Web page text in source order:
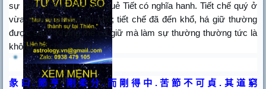
sự hanh thông, cho nên quẻ Tiết có nghĩa hanh. Tiết chế quý ở
vừa phải, thái quá thì khổ; tiết chế đã đến khổ, há giữ thường
được sao? Không thể cố giữ mà làm sự thường thường tức là
không thể chính bền.]
彖 曰 . 節 亨 . 剛 柔 分 . 而 剛 得 中 . 苦 節 不 可 貞 . 其 道 窮